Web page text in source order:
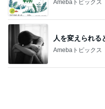
難病を話しても
Amebaトピックス